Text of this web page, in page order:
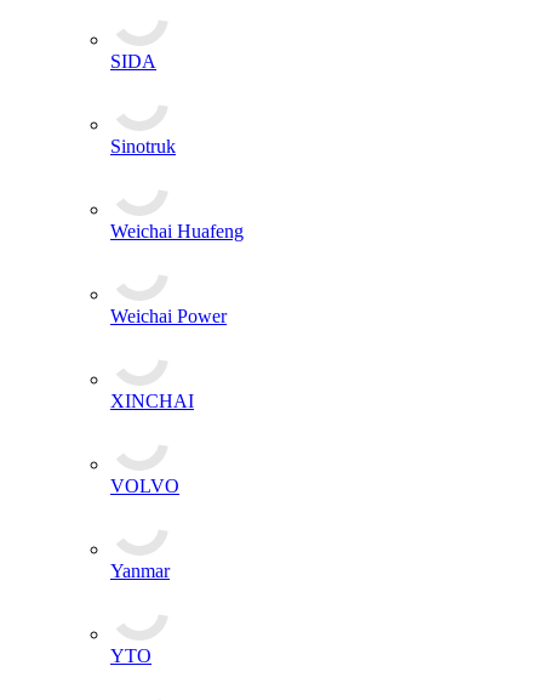
SIDA
Sinotruk
Weichai Huafeng
Weichai Power
XINCHAI
VOLVO
Yanmar
YTO